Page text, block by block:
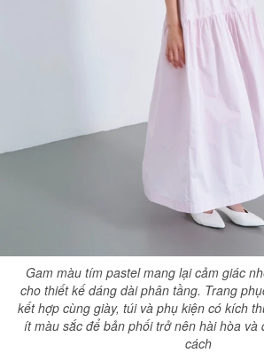
Gam màu tím pastel mang lại cảm giác
cho thiết kế dáng dài phân tầng. Trang
kết hợp cùng giày, túi và phụ kiện có kích
ít màu sắc để bản phối trở nên hài hòa và
cách